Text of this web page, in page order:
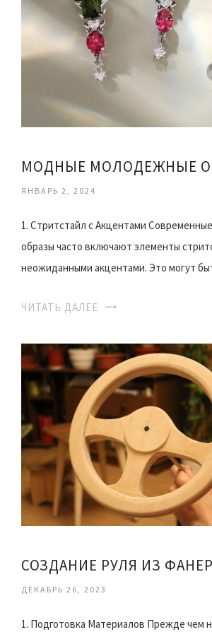
ЯНВАРЬ 2, 2024
1. Стритстайл с Акцентами
образы часто включают элементы
неожиданными акцентами. Это могут
ЧИТАТЬ ДАЛЕЕ
ДЕКАБРЬ 26, 2023
1. Подготовка Материалов Прежде чем